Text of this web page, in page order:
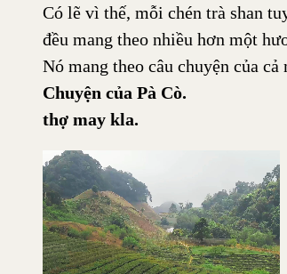
Có lẽ vì thế, mỗi chén trà shan
đều mang theo nhiều hơn một
Nó mang theo câu chuyện của
Chuyện của Pà Cò.
thợ may kla.